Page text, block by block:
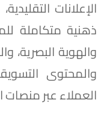
الإعلانات
ذهنية متكاملة
والهوية البصرية،
والمحتوى
العملاء عبر منصات